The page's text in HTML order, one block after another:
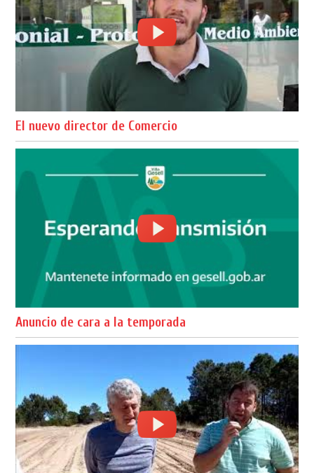
El nuevo director de Comercio
Anuncio de cara a la temporada